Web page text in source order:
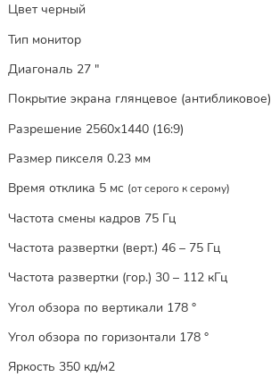
Цвет черный
Тип монитор
Диагональ 27 "
Покрытие экрана глянцевое (антибликовое)
Разрешение 2560x1440 (16:9)
Размер пикселя 0.23 мм
Время отклика 5 мс (от серого к серому)
Частота смены кадров 75 Гц
Частота развертки (верт.) 46 – 75 Гц
Частота развертки (гор.) 30 – 112 кГц
Угол обзора по вертикали 178 °
Угол обзора по горизонтали 178 °
Яркость 350 кд/м2